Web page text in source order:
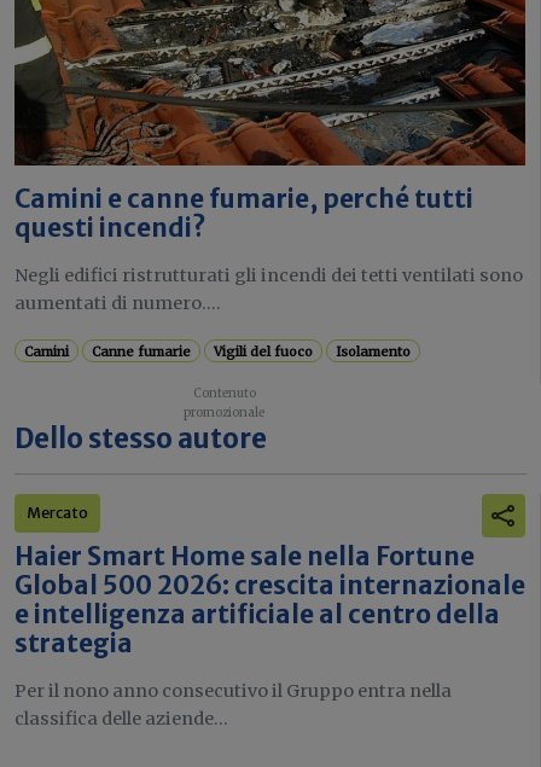
Camini e canne fumarie, perché tutti
questi incendi?
Negli edifici ristrutturati gli incendi dei tetti ventilati sono
aumentati di numero....
Camini Canne fumarie Vigili del fuoco Isolamento
Dello stesso autore
Mercato
Haier Smart Home sale nella Fortune
Global 500 2026: crescita internazionale
e intelligenza artificiale al centro della
strategia
Per il nono anno consecutivo il Gruppo entra nella
classifica delle aziende...